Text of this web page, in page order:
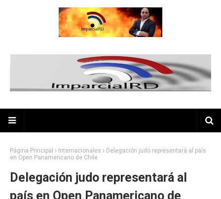
Página Principal Internacionales
Delegación judo representará al país
en Open Panamericano de Chile
Delegación judo representará al
país en Open Panamericano de